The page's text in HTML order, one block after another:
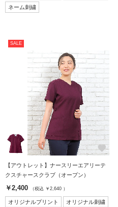
ネーム刺繍
SALE
favorite
【アウトレット】ナースリーエアリーテ
クスチャースクラブ（オープン）
￥2,400 （税込 ￥2,640 ）
オリジナルプリント オリジナル刺繍